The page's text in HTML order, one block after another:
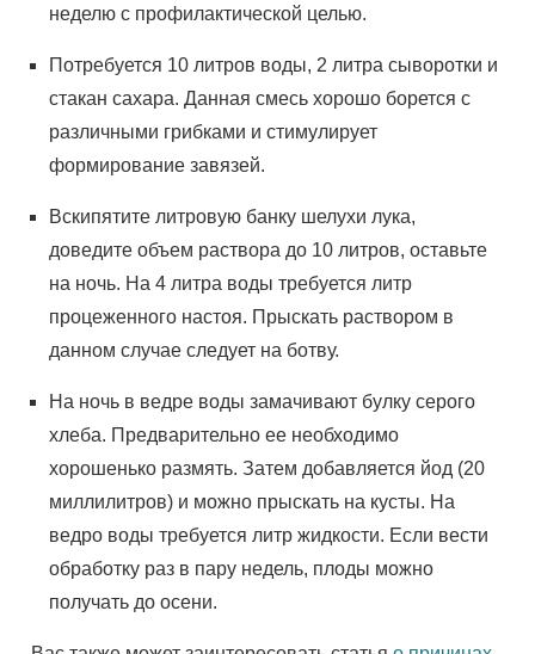
неделю с профилактической целью.
Потребуется 10 литров воды, 2 литра сыворотки и
стакан сахара. Данная смесь хорошо борется с
различными грибками и стимулирует
формирование завязей.
Вскипятите литровую банку шелухи лука,
доведите объем раствора до 10 литров, оставьте
на ночь. На 4 литра воды требуется литр
процеженного настоя. Прыскать раствором в
данном случае следует на ботву.
На ночь в ведре воды замачивают булку серого
хлеба. Предварительно ее необходимо
хорошенько размять. Затем добавляется йод (20
миллилитров) и можно прыскать на кусты. На
ведро воды требуется литр жидкости. Если вести
обработку раз в пару недель, плоды можно
получать до осени.